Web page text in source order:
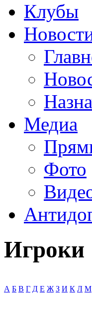
Клубы
Медиа
Фото
Игроки
А Б В Г Д Е Ж З И К Л М